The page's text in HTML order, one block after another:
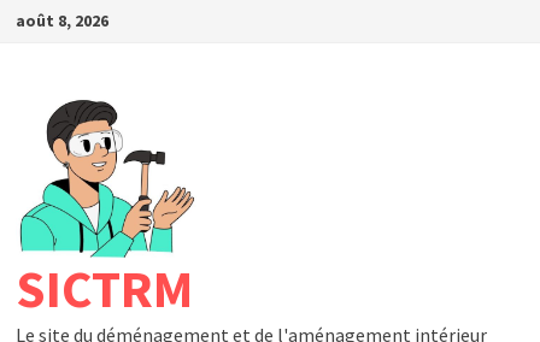
Passer
août 8, 2026
SICTRM
Le site du déménagement et de l'aménagement intérieur